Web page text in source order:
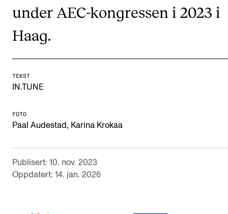
CREMAH
Prosjekter
Publikasjoner
Utveksling
Nettverk
under AEC-kongressen i 2023 i
Haag.
TEKST
IN.TUNE
FOTO
Paal Audestad, Karina Krokaa
Publisert: 10. nov. 2023
Oppdatert: 14. jan. 2026